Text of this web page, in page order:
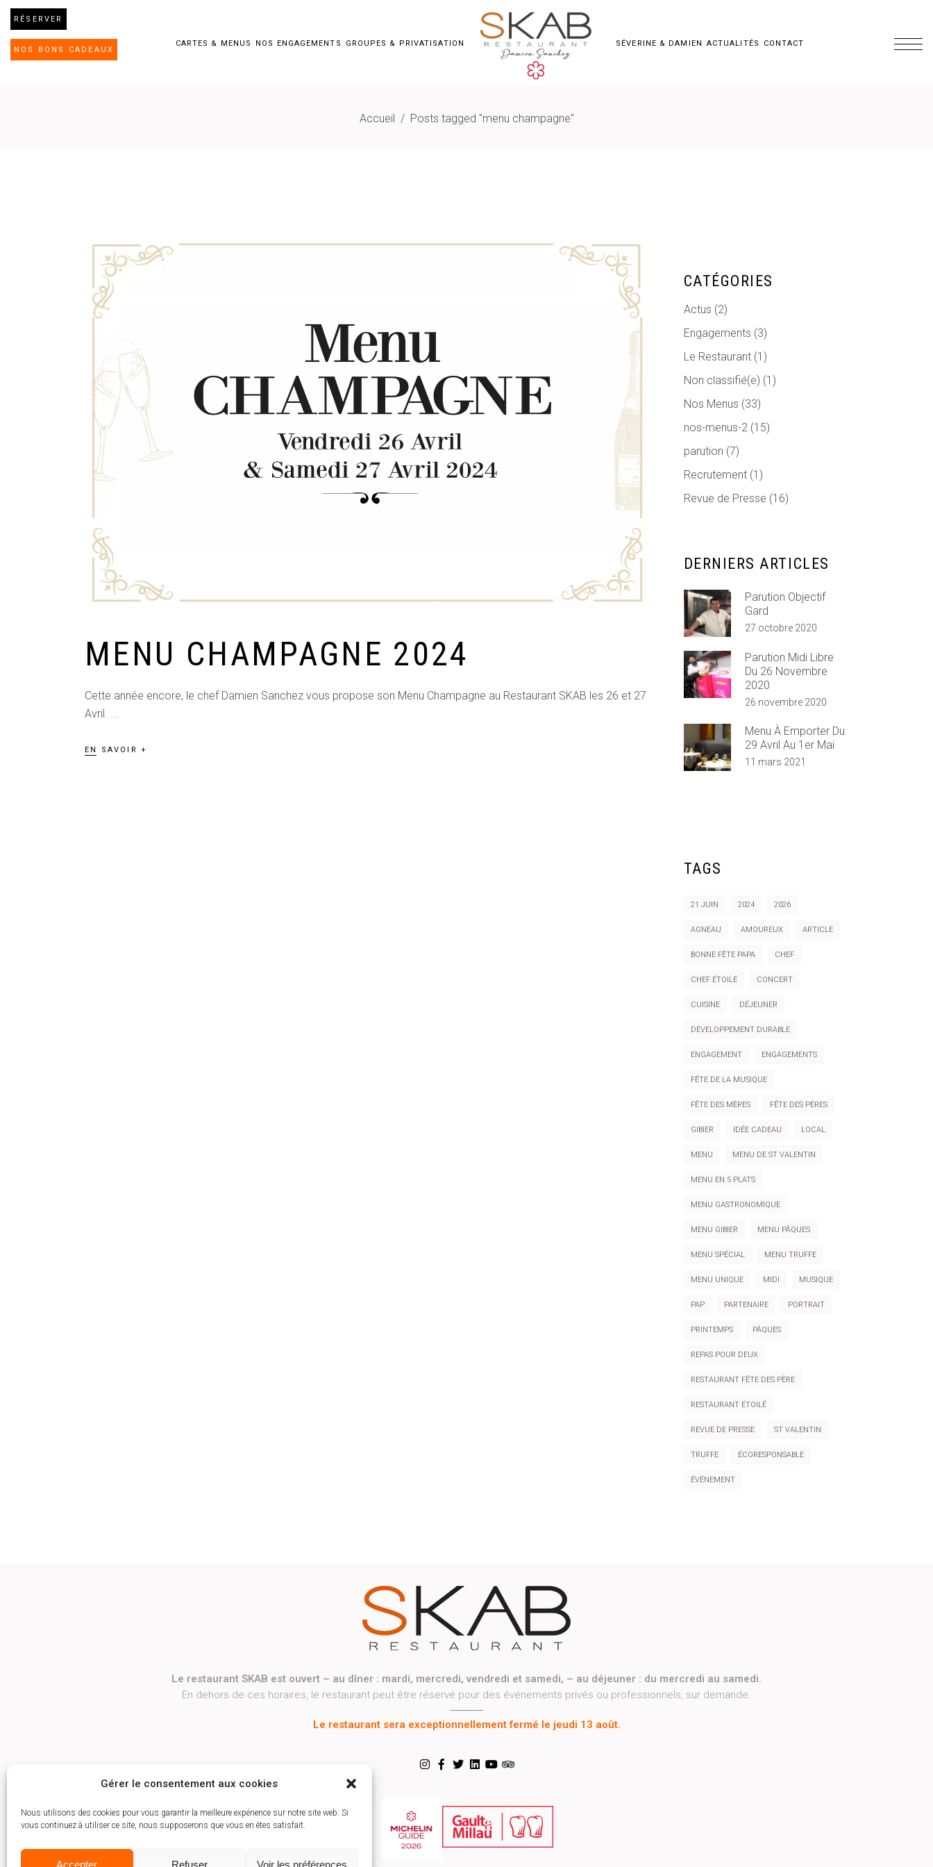
Gérer le consentement aux cookies
Nous utilisons des cookies pour vous garantir la meilleure expérience sur notre site web. Si
vous continuez à utiliser ce site, nous supposerons que vous en êtes satisfait.
Accepter Refuser Voir les préférences
RÉSERVER
NOS BONS CADEAUX
CARTES & MENUS NOS ENGAGEMENTS GROUPES & PRIVATISATION SÉVERINE & DAMIEN ACTUALITÉS CONTACT
Accueil / Posts tagged "menu champagne"
MENU CHAMPAGNE 2024
Cette année encore, le chef Damien Sanchez vous propose son Menu Champagne au Restaurant SKAB les 26 et 27
Avril.
EN SAVOIR +
CATÉGORIES
Actus (2)
Engagements (3)
Le Restaurant(1)
Non classifié(e) (1)
Nos Menus (33)
nos-menus-2(15)
parution (7)
Recrutement(1)
Revue de Presse (16)
DERNIERS ARTICLES
Parution Objectif
Gard
27 octobre 2020
Parution Midi Libre
Du 26 Novembre
2020
26 novembre 2020
Menu À Emporter Du
29 Avril Au 1er Mai
11 mars 2021
TAGS
21 JUIN 2024 2026
AGNEAU AMOUREUX ARTICLE
BONNE FÊTE PAPA CHEF
CHEF ÉTOILÉ CONCERT
CUISINE DÉJEUNER
DÉVELOPPEMENT DURABLE
ENGAGEMENT ENGAGEMENTS
FÊTE DE LA MUSIQUE
FÊTE DES MÈRES FÊTE DES PÈRES
GIBIER IDÉE CADEAU LOCAL
MENU MENU DE ST VALENTIN
MENU EN 5 PLATS
MENU GASTRONOMIQUE
MENU GIBIER MENU PÂQUES
MENU SPÉCIAL MENU TRUFFE
MENU UNIQUE MIDI MUSIQUE
PAP PARTENAIRE PORTRAIT
PRINTEMPS PÂQUES
REPAS POUR DEUX
RESTAURANT FÊTE DES PÈRE
RESTAURANT ÉTOILÉ
REVUE DE PRESSE ST VALENTIN
TRUFFE ÉCORESPONSABLE
ÉVÉNEMENT
Le restaurant SKAB est ouvert – au dîner : mardi, mercredi, vendredi et samedi, – au déjeuner : du mercredi au samedi.
En dehors de ces horaires, le restaurant peut être réservé pour des événements privés ou professionnels, sur demande.
------------
Le restaurant sera exceptionnellement fermé le jeudi 13 août.